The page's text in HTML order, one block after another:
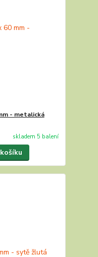
- metalická
skladem 5 balení